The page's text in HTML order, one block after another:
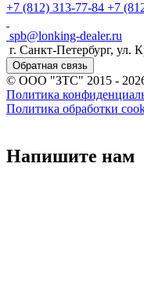
+7 (812) 313-77-84 +7
spb@lonking-dealer.ru
г. Санкт-Петербург, ул.
Обратная связь
© ООО "ЗТС" 2015 -
Политика
Политика обработки
Напишите нам